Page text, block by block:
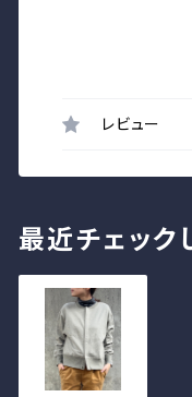
レビュー
最近チェック